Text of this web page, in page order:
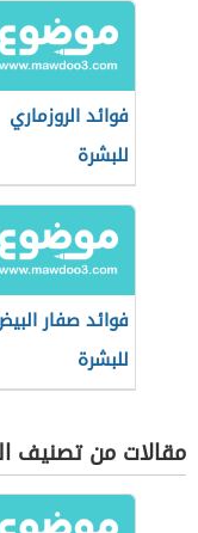
فوائد الروزماري
للبشرة
فوائد صفار
للبشرة
مقالات من تصنيف